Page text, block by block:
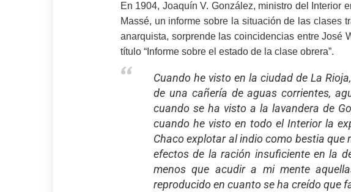
En 1904, Joaquín V. González, ministro del Interior
Massé, un informe sobre la situación de las clases
anarquista, sorprende las coincidencias entre José
título “Informe sobre el estado de la clase obrera”.
Cuando he visto en la ciudad de La
de una cañería de aguas corrientes,
cuando se ha visto a la lavandera de
cuando he visto en todo el Interior la
Chaco explotar al indio como bestia que
efectos de la ración insuficiente en la
menos que acudir a mi mente
reproducido en cuanto se ha creído que